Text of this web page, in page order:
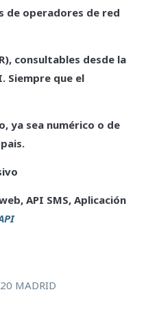
de operadores de red
consultables desde la
Siempre que el
ya sea numérico o de
API SMS, Aplicación
MADRID